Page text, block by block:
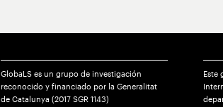
GlobaLS es un grupo de investigación
reconocido y financiado por la Generalitat
de Catalunya (2017 SGR 1143)
Este